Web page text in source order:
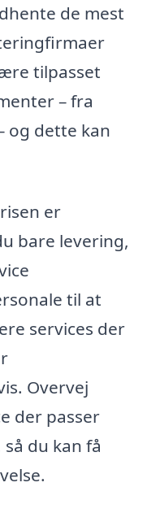
de mest
tilpasset
– fra
og dette kan
er
bare levering,
til at
services der
Overvej
der passer
du kan få